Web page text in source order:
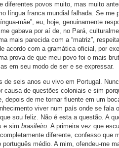
diferentes povos muito, mas muito
língua franca mundial falhada. Se me
mãe”, eu, hoje, genuinamente
gabava por aí de, no Pará,
mais parecida com a “matriz”,
acordo com a gramática oficial, por
prova de que meu povo foi o mais
em seu modo de ser e se expressar.
de seis anos eu vivo em Portugal.
causa de questões coloniais e sim
depois de me tornar fluente em um
viver num país onde se fala
sou feliz. Não é esta a questão. A
e sim brasileiro. A primeira vez que
diferente, confesso que
português médio. A mim, ofendeu-me